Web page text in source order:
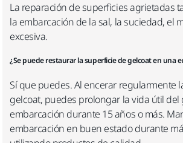
La reparación de superficies agrietadas
la embarcación de la sal, la suciedad, el
excesiva.
¿Se puede restaurar la superficie de gelcoat en una
Sí que puedes. Al encerar regularmente
gelcoat, puedes prolongar la vida útil del
embarcación durante 15 años o más.
embarcación en buen estado durante